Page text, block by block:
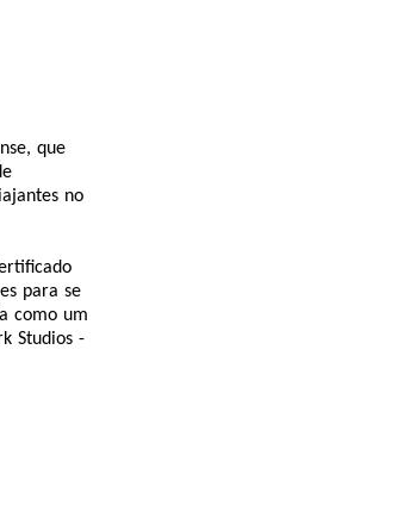
que
no
para se
como um
Studios -